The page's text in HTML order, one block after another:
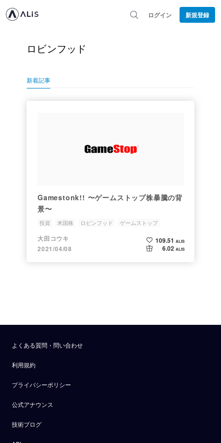
ログイン 新規登録
ロビンフッド
新着記事
Gamestonk!! 〜ゲームストップ株暴騰の背
景〜
投資 米国株 ロビンフッド ゲームストップ
大田コウキ
2021/04/08
109.51 ALIS
6.02 ALIS
よくある質問・問い合わせ
利用規約
プライバシーポリシー
公式アナウンス
技術ブログ